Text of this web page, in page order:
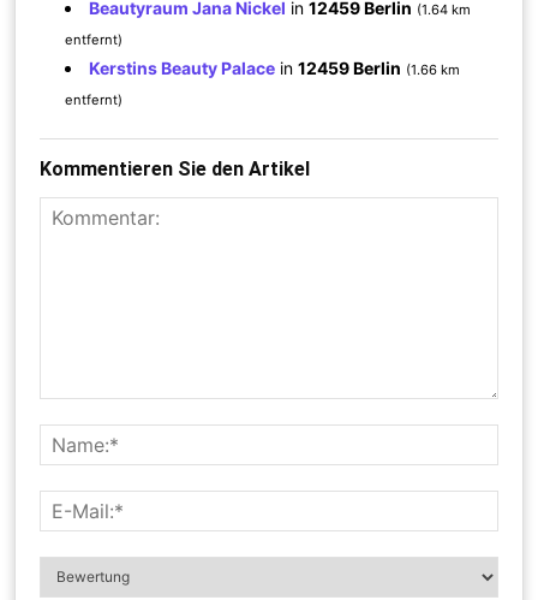
Beautyraum Jana Nickel in12459 Berlin (1.64 km
entfernt)
Kerstins Beauty Palace in12459 Berlin (1.66 km
entfernt)
Kommentieren Sie den Artikel